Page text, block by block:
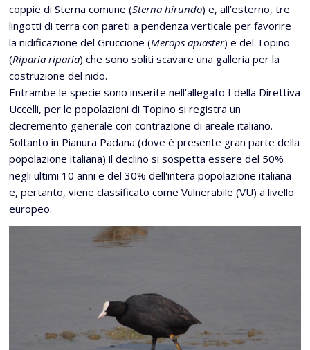
coppie di Sterna comune (Sterna hirundo) e, all’esterno, tre
lingotti di terra con pareti a pendenza verticale per favorire
la nidificazione del Gruccione (Merops apiaster) e del Topino
(Riparia riparia) che sono soliti scavare una galleria per la
costruzione del nido.
Entrambe le specie sono inserite nell’allegato I della Direttiva
Uccelli, per le popolazioni di Topino si registra un
decremento generale con contrazione di areale italiano.
Soltanto in Pianura Padana (dove è presente gran parte della
popolazione italiana) il declino si sospetta essere del 50%
negli ultimi 10 anni e del 30% dell'intera popolazione italiana
e, pertanto, viene classificato come Vulnerabile (VU) a livello
europeo.